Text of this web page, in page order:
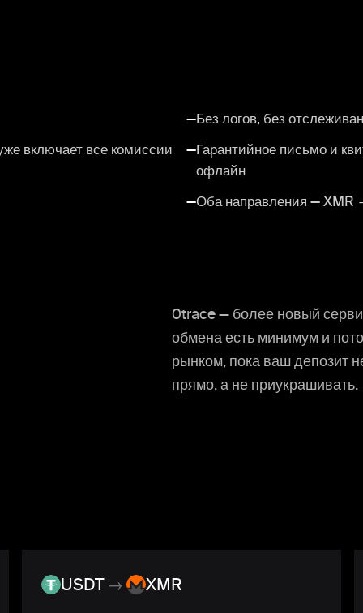
—Без логов, без
включает все комиссии
—Гарантийное письмо и
офлайн
—Оба направления — XMR
0trace — более новый
обмена есть минимум и
рынком, пока ваш депозит
прямо, а не приукрашивать.
USDT → XMR